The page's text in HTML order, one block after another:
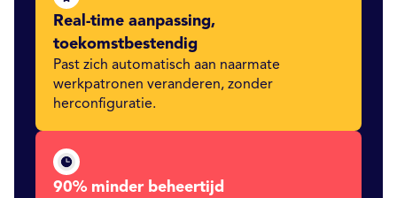
Real-time aanpassing,
toekomstbestendig
Past zich automatisch aan naarmate
werkpatronen veranderen, zonder
herconfiguratie.
90% minder beheertijd